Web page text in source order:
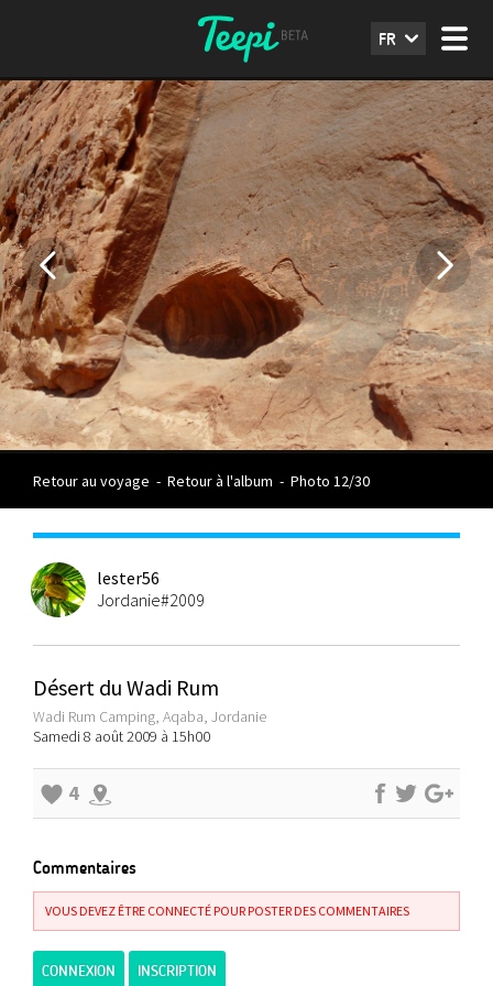
FR
Retour au voyage - Retour à l'album - Photo 12/30
lester56
Jordanie#2009
Désert du Wadi Rum
Wadi Rum Camping, Aqaba, Jordanie
Samedi 8 août 2009 à 15h00
4
Commentaires
VOUS DEVEZ ÊTRE CONNECTÉ POUR POSTER DES COMMENTAIRES
CONNEXION INSCRIPTION